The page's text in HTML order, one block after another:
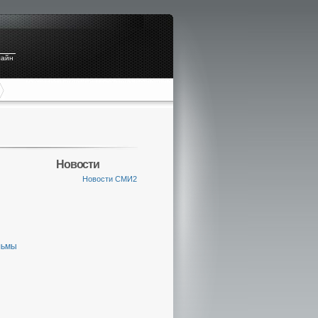
Новости
Новости СМИ2